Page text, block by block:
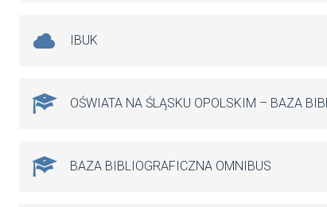
IBUK
OŚWIATA NA ŚLĄSKU OPOLSKIM – BAZA
BAZA BIBLIOGRAFICZNA OMNIBUS